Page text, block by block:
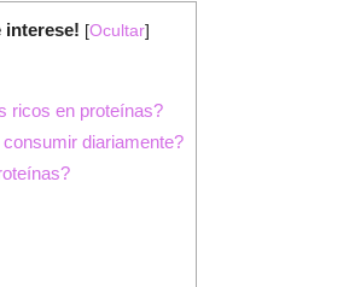
interese! [Ocultar]
ricos en proteínas?
diariamente?